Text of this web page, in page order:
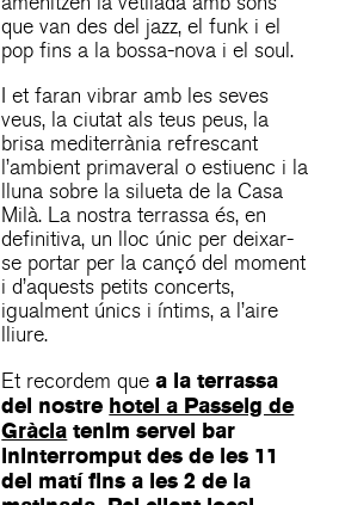
que van des del jazz, el funk i el
pop fins a la bossa-nova i el soul.
I et faran vibrar amb les seves
veus, la ciutat als teus peus, la
brisa mediterrània refrescant
l’ambient primaveral o estiuenc i la
lluna sobre la silueta de la Casa
Milà. La nostra terrassa és, en
definitiva, un lloc únic per deixar-
se portar per la cançó del moment
i d’aquests petits concerts,
igualment únics i íntims, a l’aire
lliure.
Et recordem quea la terrassa
del nostre hotel a Passeig de
Gràcia tenim servei bar
ininterromput des de les 11
del matí fins a les 2 de la